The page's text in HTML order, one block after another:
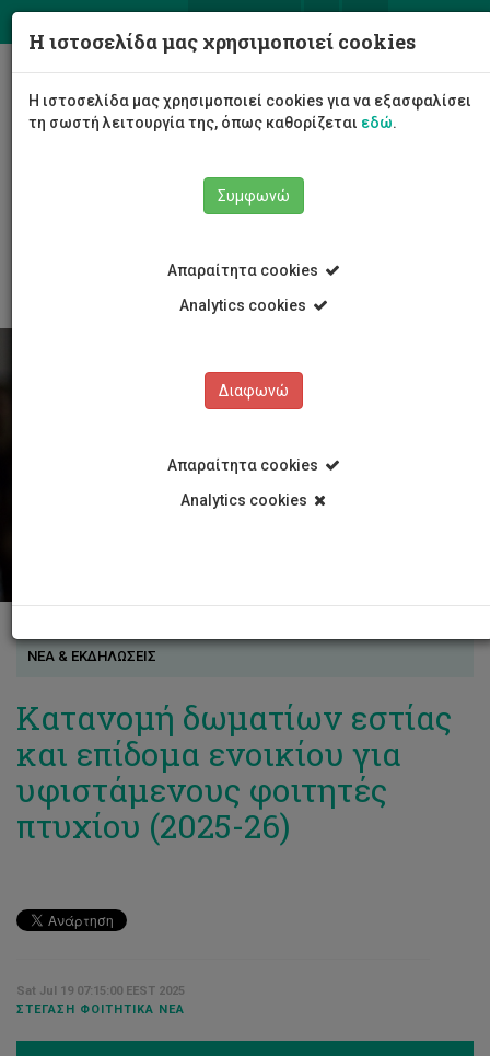
ΝΕΑ & ΕΚΔΗΛΩΣΕΙΣ
Κατανομή δωματίων εστίας
και επίδομα ενοικίου για
υφιστάμενους φοιτητές
πτυχίου (2025-26)
Sat Jul 19 07:15:00 EEST 2025
ΣΤΈΓΑΣΗ ΦΟΙΤΗΤΙΚΆ ΝΈΑ
Η ιστοσελίδα μας χρησιμοποιεί cookies
Η ιστοσελίδα μας χρησιμοποιεί cookies για να εξασφαλίσει
τη σωστή λειτουργία της, όπως καθορίζεται εδώ.
Συμφωνώ
Απαραίτητα cookies
Analytics cookies
Διαφωνώ
Απαραίτητα cookies
Analytics cookies